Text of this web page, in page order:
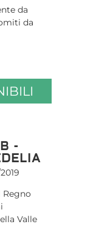
da
da
-
Regno
Valle